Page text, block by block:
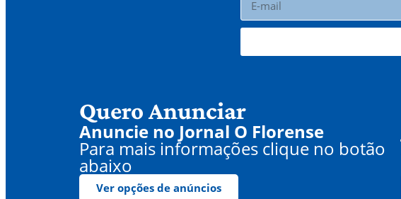
Quero Anunciar
Anuncie no Jornal O Florense
Para mais informações clique no botão
abaixo
Ver opções de anúncios